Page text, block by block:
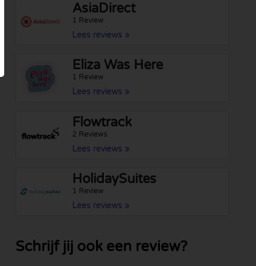
AsiaDirect
1 Review
Lees reviews »
Eliza Was Here
1 Review
Lees reviews »
Flowtrack
2 Reviews
Lees reviews »
HolidaySuites
1 Review
Lees reviews »
Schrijf jij ook een review?